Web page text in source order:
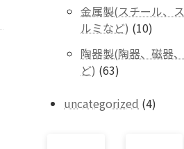
品
の
商
品
金属製(スチール、
ルミなど) 1010
の
陶器製(陶器、磁器
ど) 6363
の
uncategorized 44